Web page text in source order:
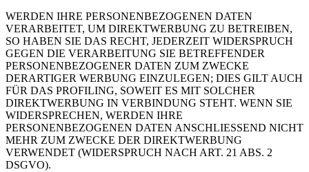
WERDEN IHRE PERSONENBEZOGENEN DATEN
VERARBEITET, UM DIREKTWERBUNG ZU BETREIBEN,
SO HABEN SIE DAS RECHT, JEDERZEIT WIDERSPRUCH
GEGEN DIE VERARBEITUNG SIE BETREFFENDER
PERSONENBEZOGENER DATEN ZUM ZWECKE
DERARTIGER WERBUNG EINZULEGEN; DIES GILT AUCH
FÜR DAS PROFILING, SOWEIT ES MIT SOLCHER
DIREKTWERBUNG IN VERBINDUNG STEHT. WENN SIE
WIDERSPRECHEN, WERDEN IHRE
PERSONENBEZOGENEN DATEN ANSCHLIESSEND NICHT
MEHR ZUM ZWECKE DER DIREKTWERBUNG
VERWENDET (WIDERSPRUCH NACH ART. 21 ABS. 2
DSGVO).